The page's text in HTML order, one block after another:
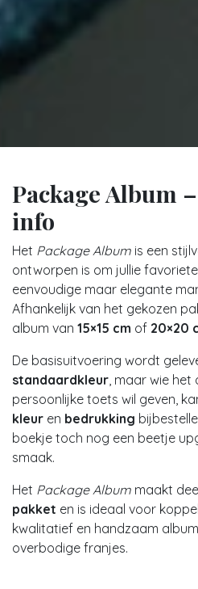
Package Album
info
Het Package Album is een
ontworpen is om jullie
eenvoudige maar elegante
Afhankelijk van het gekozen
album van 15×15 cm of 20×20
De basisuitvoering wordt
standaardkleur, maar wie
persoonlijke toets wil geven,
kleur en bedrukking
boekje toch nog een beetje
smaak.
Het Package Album maakt
pakket en is ideaal voor
kwalitatief en handzaam
overbodige franjes.